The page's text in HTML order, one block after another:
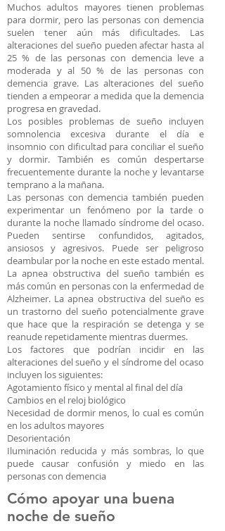
Muchos adultos mayores tienen problemas
para dormir, pero las personas con demencia
suelen tener aún más dificultades. Las
alteraciones del sueño pueden afectar hasta al
25 % de las personas con demencia leve a
moderada y al 50 % de las personas con
demencia grave. Las alteraciones del sueño
tienden a empeorar a medida que la demencia
progresa en gravedad.
Los posibles problemas de sueño incluyen
somnolencia excesiva durante el día e
insomnio con dificultad para conciliar el sueño
y dormir. También es común despertarse
frecuentemente durante la noche y levantarse
temprano a la mañana.
Las personas con demencia también pueden
experimentar un fenómeno por la tarde o
durante la noche llamado síndrome del ocaso.
Pueden sentirse confundidos, agitados,
ansiosos y agresivos. Puede ser peligroso
deambular por la noche en este estado mental.
La apnea obstructiva del sueño también es
más común en personas con la enfermedad de
Alzheimer. La apnea obstructiva del sueño es
un trastorno del sueño potencialmente grave
que hace que la respiración se detenga y se
reanude repetidamente mientras duermes.
Los factores que podrían incidir en las
alteraciones del sueño y el síndrome del ocaso
incluyen los siguientes:
Agotamiento físico y mental al final del día
Cambios en el reloj biológico
Necesidad de dormir menos, lo cual es común
en los adultos mayores
Desorientación
Iluminación reducida y más sombras, lo que
puede causar confusión y miedo en las
personas con demencia
Cómo apoyar una buena
noche de sueño